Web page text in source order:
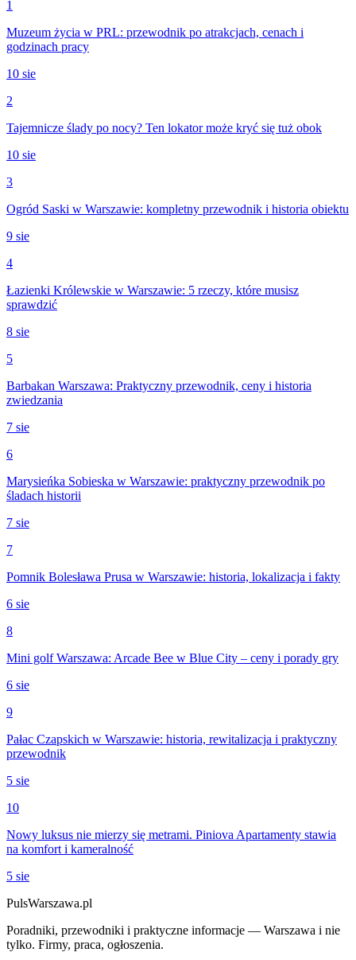
1
Muzeum życia w PRL: przewodnik po atrakcjach, cenach i
godzinach pracy
10 sie
2
Tajemnicze ślady po nocy? Ten lokator może kryć się tuż obok
10 sie
3
Ogród Saski w Warszawie: kompletny przewodnik i historia obiektu
9 sie
4
Łazienki Królewskie w Warszawie: 5 rzeczy, które musisz
sprawdzić
8 sie
5
Barbakan Warszawa: Praktyczny przewodnik, ceny i historia
zwiedzania
7 sie
6
Marysieńka Sobieska w Warszawie: praktyczny przewodnik po
śladach historii
7 sie
7
Pomnik Bolesława Prusa w Warszawie: historia, lokalizacja i fakty
6 sie
8
Mini golf Warszawa: Arcade Bee w Blue City – ceny i porady gry
6 sie
9
Pałac Czapskich w Warszawie: historia, rewitalizacja i praktyczny
przewodnik
5 sie
10
Nowy luksus nie mierzy się metrami. Piniova Apartamenty stawia
na komfort i kameralność
5 sie
PulsWarszawa.pl
Poradniki, przewodniki i praktyczne informacje — Warszawa i nie
tylko. Firmy, praca, ogłoszenia.